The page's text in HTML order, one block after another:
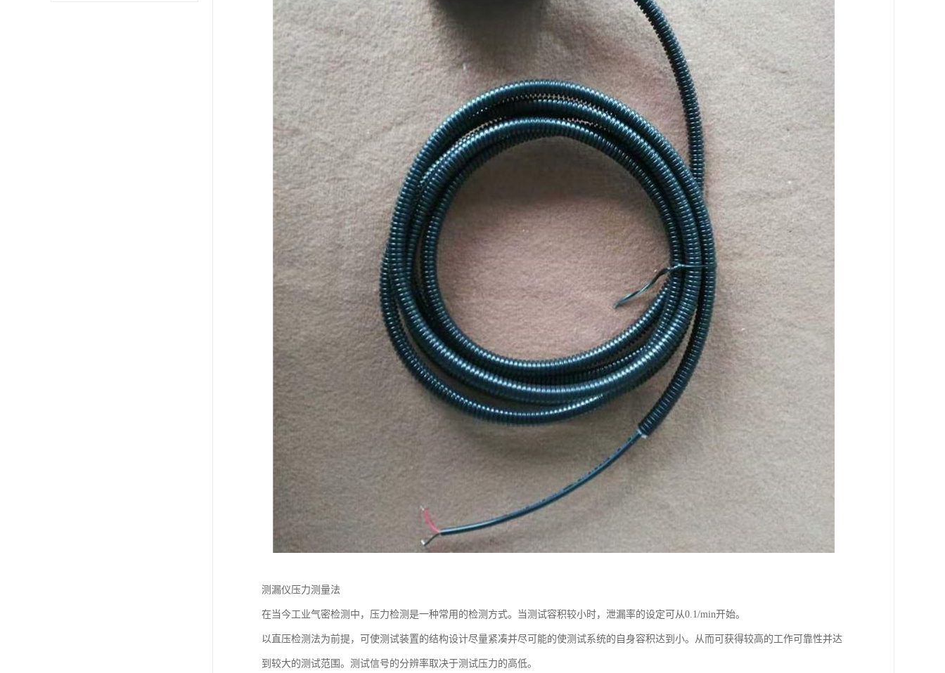
测漏仪压力测量法
在当今工业气密检测中，压力检测是一种常用的检测方式。当测试容积较小时，泄漏率的设定可从0.1/min开始。
以直压检测法为前提，可使测试装置的结构设计尽量紧凑并尽可能的使测试系统的自身容积达到小。从而可获得较高的工作可靠性并达
到较大的测试范围。测试信号的分辨率取决于测试压力的高低。